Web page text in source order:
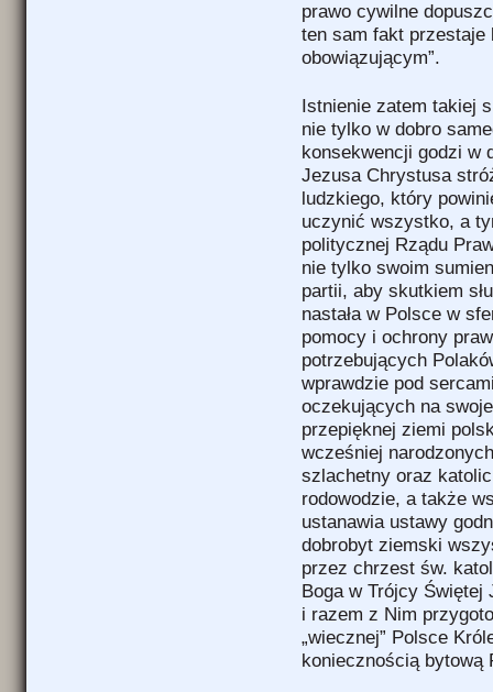
prawo cywilne
ten sam fakt przestaje
obowiązującym”.
Istnienie zatem takiej
nie tylko w dobro
konsekwencji godzi w
Jezusa Chrystusa
ludzkiego, który
uczynić wszystko, a
politycznej Rządu
nie tylko swoim
partii, aby skutkiem
nastała w Polsce w
pomocy i ochrony
potrzebujących
wprawdzie pod
oczekujących na
przepięknej ziemi
wcześniej
szlachetny oraz
rodowodzie, a także
ustanawia ustawy
dobrobyt ziemski
przez chrzest św.
Boga w Trójcy Świętej
i razem z Nim
„wiecznej” Polsce
koniecznością bytową